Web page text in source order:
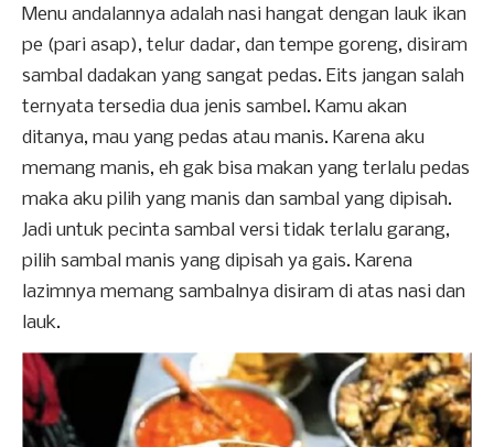
Menu andalannya adalah nasi hangat dengan lauk ikan
pe (pari asap), telur dadar, dan tempe goreng, disiram
sambal dadakan yang sangat pedas. Eits jangan salah
ternyata tersedia dua jenis sambel. Kamu akan
ditanya, mau yang pedas atau manis. Karena aku
memang manis, eh gak bisa makan yang terlalu pedas
maka aku pilih yang manis dan sambal yang dipisah.
Jadi untuk pecinta sambal versi tidak terlalu garang,
pilih sambal manis yang dipisah ya gais. Karena
lazimnya memang sambalnya disiram di atas nasi dan
lauk.